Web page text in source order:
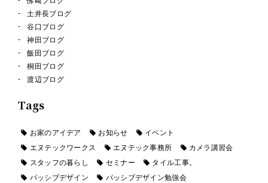
土井長ブログ
谷口ブログ
神田ブログ
飯田ブログ
桐田ブログ
渡辺ブログ
Tags
お家のアイデア お知らせ
イベント
エヌテックワークス
エヌテック事務所
カメラ講習会
スタッフの暮らし
セミナー
タイル工事。
パッシブデザイン
パッシブデザイン勉強会